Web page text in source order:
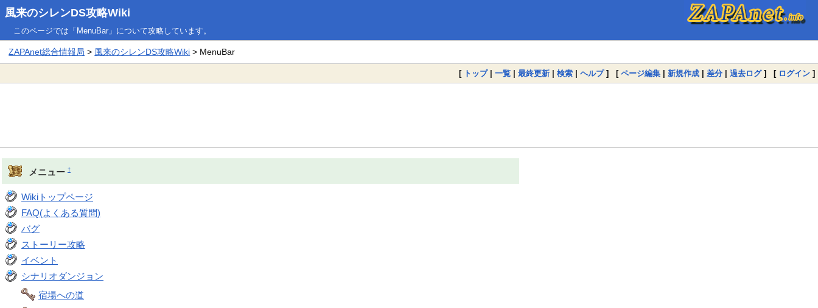
風来のシレンDS攻略Wiki
このページでは「MenuBar」について攻略しています。
ZAPAnet総合情報局 > 風来のシレンDS攻略Wiki > MenuBar
[ トップ| 一覧 | 最終更新 | 検索 | ヘルプ] [ ページ編集 | 新規作成 | 差分 | 過去ログ] [ ログイン ]
メニュー †
Wikiトップページ
FAQ(よくある質問)
バグ
ストーリー攻略
イベント
シナリオダンジョン
宿場への道